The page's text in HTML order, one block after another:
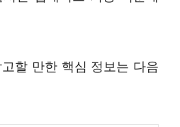
할 만한 핵심 정보는 다음